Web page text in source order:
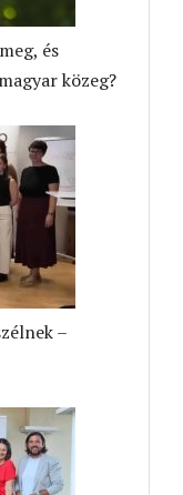
és
közeg?
–